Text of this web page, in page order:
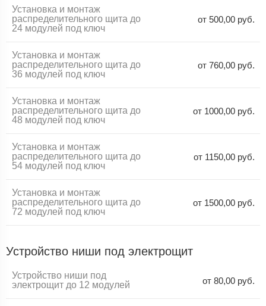
Установка и монтаж
распределительного щита до
24 модулей под ключ
от 500,00 руб.
Установка и монтаж
распределительного щита до
36 модулей под ключ
от 760,00 руб.
Установка и монтаж
распределительного щита до
48 модулей под ключ
от 1000,00 руб.
Установка и монтаж
распределительного щита до
54 модулей под ключ
от 1150,00 руб.
Установка и монтаж
распределительного щита до
72 модулей под ключ
от 1500,00 руб.
Устройство ниши под электрощит
Устройство ниши под
электрощит до 12 модулей
от 80,00 руб.